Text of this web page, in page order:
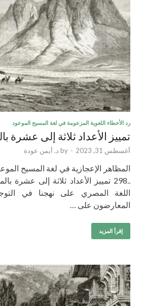
رد الأخطاء اللغوية المزعومة في لغة المسيح الموعود
تمييز الأعداد ثلاثة إلى عشرة
أغسطس 31, 2023 -
by د. أيمن عودة
المظاهر الإعجازية في لغة المسيح
اللغة المصري على نهجنا في
المعارضون على …
إقرأ المزيد